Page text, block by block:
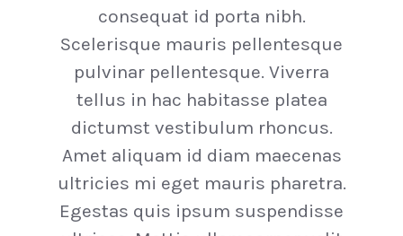
consequat id porta nibh.
Scelerisque mauris pellentesque
pulvinar pellentesque. Viverra
tellus in hac habitasse platea
dictumst vestibulum rhoncus.
Amet aliquam id diam maecenas
ultricies mi eget mauris pharetra.
Egestas quis ipsum suspendisse